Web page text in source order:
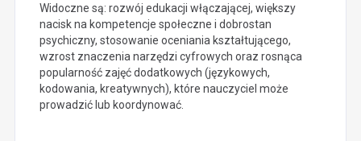
Widoczne są: rozwój edukacji włączającej, większy
nacisk na kompetencje społeczne i dobrostan
psychiczny, stosowanie oceniania kształtującego,
wzrost znaczenia narzędzi cyfrowych oraz rosnąca
popularność zajęć dodatkowych (językowych,
kodowania, kreatywnych), które nauczyciel może
prowadzić lub koordynować.